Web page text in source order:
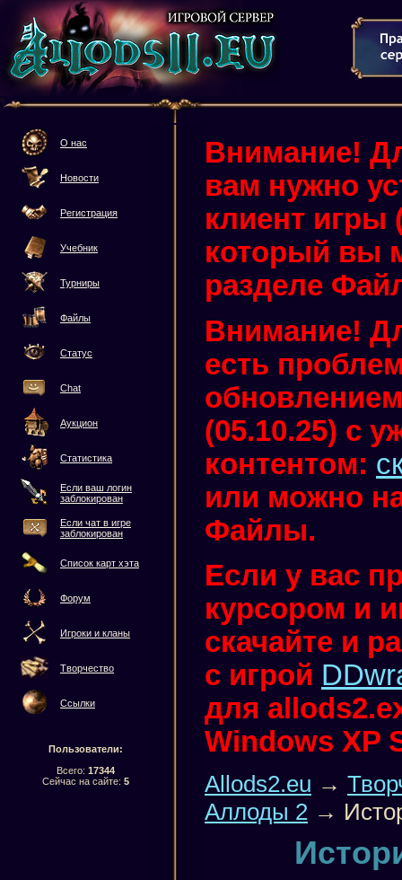
О нас
Новости
Регистрация
Учебник
Турниры
Файлы
Статус
Chat
Аукцион
Статистика
Если ваш логин
заблокирован
Если чат в игре
заблокирован
Список карт хэта
Форум
Игроки и кланы
Творчество
Ссылки
Пользователи:
Всего: 17344
Сейчас на сайте: 5
Внимание!
вам нужно
клиент игры
который вы
разделе
Внимание!
есть
(05.10.25) с
контентом:
или можно
Файлы.
Если у вас
курсором и
скачайте и
с игрой
для
Windows XP
Allods2.eu →
Аллоды 2 →